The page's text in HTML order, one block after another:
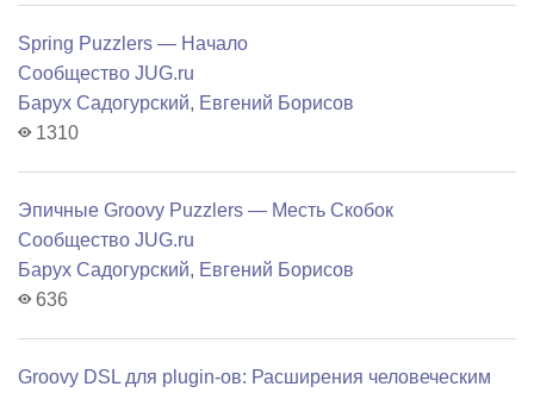
Spring Puzzlers — Начало
Сообщество JUG.ru
Барух Садогурский, Евгений Борисов
1310
Эпичные Groovy Puzzlers — Месть Скобок
Сообщество JUG.ru
Барух Садогурский, Евгений Борисов
636
Groovy DSL для plugin-ов: Расширения человеческим